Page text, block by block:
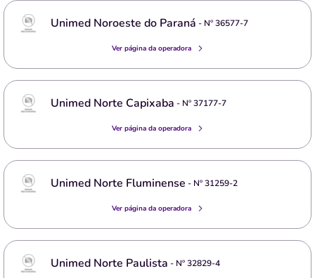
Unimed Noroeste do Paraná - Nº36577-7
Ver página da operadora
Unimed Norte Capixaba - Nº37177-7
Ver página da operadora
Unimed Norte Fluminense - Nº31259-2
Ver página da operadora
Unimed Norte Paulista - Nº32829-4